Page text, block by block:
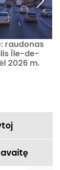
raudonas
Île-de-
2026 m.